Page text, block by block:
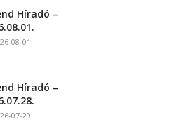
Híradó –
08-01
Híradó –
07-29